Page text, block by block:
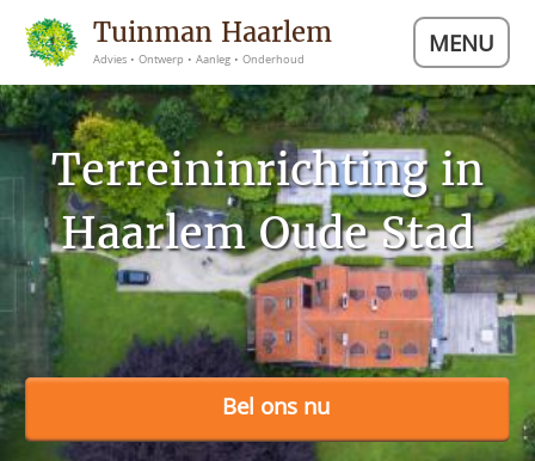
Tuinman Haarlem
Advies • Ontwerp • Aanleg • Onderhoud MENU
Terreininrichting in
Haarlem Oude Stad
Bel ons nu